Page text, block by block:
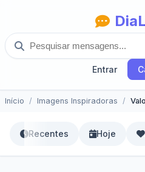
Entrar
Início Imagens Inspiradoras
Recentes Hoje